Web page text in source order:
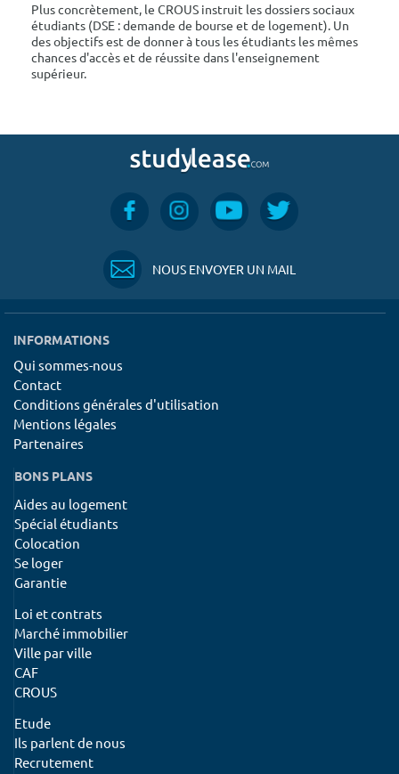
Plus concrètement, le CROUS instruit les dossiers sociaux
étudiants (DSE : demande de bourse et de logement). Un
des objectifs est de donner à tous les étudiants les mêmes
chances d'accès et de réussite dans l'enseignement
supérieur.
NOUS ENVOYER UN MAIL
INFORMATIONS
Qui sommes-nous
Contact
Conditions générales d'utilisation
Mentions légales
Partenaires
BONS PLANS
Aides au logement
Spécial étudiants
Colocation
Se loger
Garantie
Loi et contrats
Marché immobilier
Ville par ville
CAF
CROUS
Etude
Ils parlent de nous
Recrutement